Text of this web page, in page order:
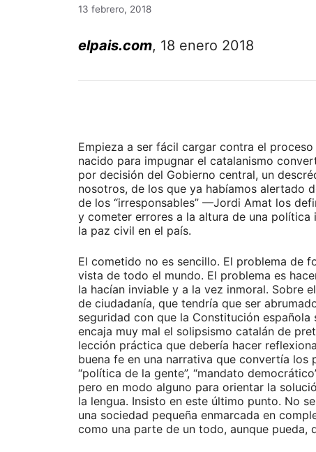
13 febrero, 2018
elpais.com, 18 enero 2018
Empieza a ser fácil cargar contra el
nacido para impugnar el catalanismo
por decisión del Gobierno central, un
nosotros, de los que ya habíamos alertado
de los “irresponsables” —Jordi Amat los
y cometer errores a la altura de una
la paz civil en el país.
El cometido no es sencillo. El problema de
vista de todo el mundo. El problema es
la hacían inviable y a la vez inmoral. Sobre
de ciudadanía, que tendría que ser
seguridad con que la Constitución
encaja muy mal el solipsismo catalán de
lección práctica que debería hacer
buena fe en una narrativa que convertía los
“política de la gente”, “mandato
pero en modo alguno para orientar la
la lengua. Insisto en este último punto. No
una sociedad pequeña enmarcada en
como una parte de un todo, aunque pueda,